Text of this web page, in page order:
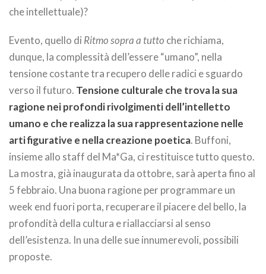
che intellettuale)?
Evento, quello di Ritmo sopra a tutto che richiama,
dunque, la complessità dell’essere “umano”, nella
tensione costante tra recupero delle radici e sguardo
verso il futuro. Tensione culturale che trova la sua
ragione nei profondi rivolgimenti dell’intelletto
umano e che realizza la sua rappresentazione nelle
arti figurative e nella creazione poetica. Buffoni,
insieme allo staff del Ma*Ga, ci restituisce tutto questo.
La mostra, già inaugurata da ottobre, sarà aperta fino al
5 febbraio. Una buona ragione per programmare un
week end fuori porta, recuperare il piacere del bello, la
profondità della cultura e riallacciarsi al senso
dell’esistenza. In una delle sue innumerevoli, possibili
proposte.